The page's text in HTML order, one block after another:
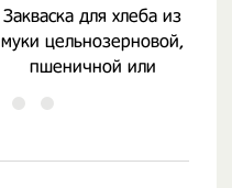
Закваска для хлеба из
муки цельнозерновой,
пшеничной или